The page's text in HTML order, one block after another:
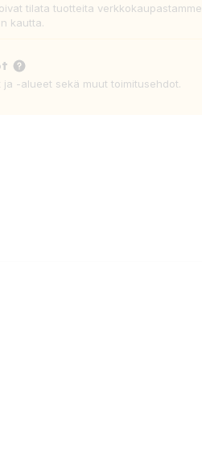
tilata tuotteita verkkokaupastamme
kautta.
ja -alueet sekä muut toimitusehdot.